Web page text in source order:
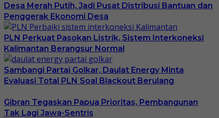
Desa Merah Putih, Jadi Pusat Distribusi Bantuan dan
Penggerak Ekonomi Desa
PLN Perkuat Pasokan Listrik, Sistem Interkoneksi
Kalimantan Berangsur Normal
Sambangi Partai Golkar, Daulat Energy Minta
Evaluasi Total PLN Soal Blackout Berulang
Gibran Tegaskan Papua Prioritas, Pembangunan
Tak Lagi Jawa-Sentris